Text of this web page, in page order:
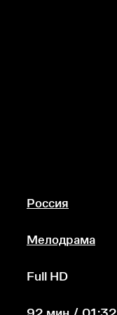
Россия
Мелодрама
Full HD